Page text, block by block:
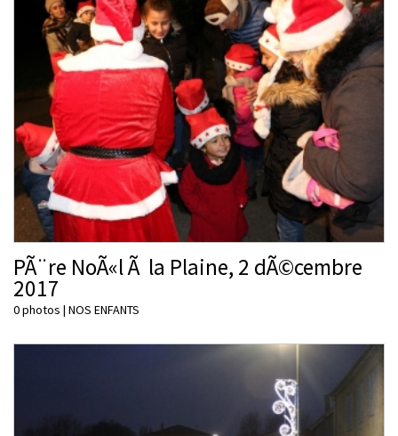
PÃ¨re NoÃ«l Ã la Plaine, 2 dÃ©cembre
2017
0 photos | NOS ENFANTS